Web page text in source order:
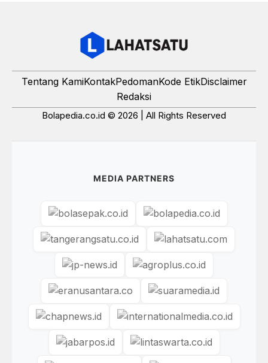
Tentang KamiKontakPedomanKode EtikDisclaimer
Redaksi
Bolapedia.co.id © 2026 | All Rights Reserved
MEDIA PARTNERS